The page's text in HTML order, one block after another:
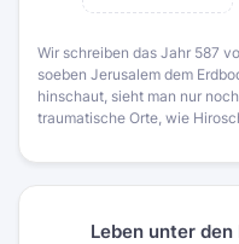
Wir schreiben das Jahr 587
soeben Jerusalem dem
hinschaut, sieht man nur
traumatische Orte, wie
Leben unter